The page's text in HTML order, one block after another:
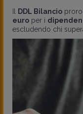
Il DDL Bilancio
euro per i
escludendo chi